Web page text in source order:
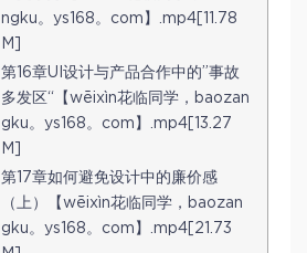
ngku。ys168。com】.mp4[11.78
M]
第16章UI设计与产品合作中的”事故
多发区“【wēixìn花临同学，baozan
gku。ys168。com】.mp4[13.27
M]
第17章如何避免设计中的廉价感
（上）【wēixìn花临同学，baozan
gku。ys168。com】.mp4[21.73